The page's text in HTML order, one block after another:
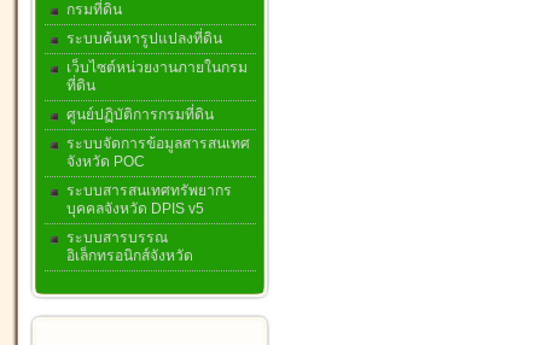
กรมที่ดิน
ระบบค้นหารูปแปลงที่ดิน
เว็บไซต์หน่วยงานภายในกรม
ที่ดิน
ศูนย์ปฏิบัติการกรมที่ดิน
ระบบจัดการข้อมูลสารสนเทศ
จังหวัด POC
ระบบสารสนเทศทรัพยากร
บุคคลจังหวัด DPIS v5
ระบบสารบรรณ
อิเล็กทรอนิกส์จังหวัด